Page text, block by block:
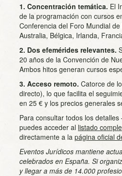
1. Concentración temática. El
de la programación con cursos
Conferencia del Foro Mundial
Australia, Bélgica, Irlanda,
2. Dos efemérides relevantes.
20 años de la Convención de
Ambos hitos generan cursos
3. Acceso remoto. Catorce de
directo), lo que facilita el
en 25 € y los precios generales
Para consultar todos los
puedes acceder al listado
directamente a la página oficial
Eventos Jurídicos mantiene
celebrados en España. Si
y llegar a más de 14.000